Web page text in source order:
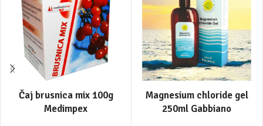
Čaj brusnica mix 100g
Medimpex
Magnesium chloride gel
250ml Gabbiano